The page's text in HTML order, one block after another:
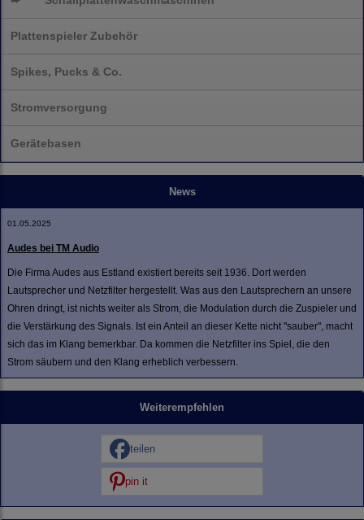
Plattenspieler Zubehör
Spikes, Pucks & Co.
Stromversorgung
Gerätebasen
News
01.05.2025
Audes bei TM Audio
Die Firma Audes aus Estland existiert bereits seit 1936. Dort werden
Lautsprecher und Netzfilter hergestellt. Was aus den Lautsprechern an unsere
Ohren dringt, ist nichts weiter als Strom, die Modulation durch die Zuspieler und
die Verstärkung des Signals. Ist ein Anteil an dieser Kette nicht "sauber", macht
sich das im Klang bemerkbar. Da kommen die Netzfilter ins Spiel, die den
Strom säubern und den Klang erheblich verbessern.
Weiterempfehlen
teilen
pin it